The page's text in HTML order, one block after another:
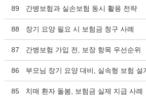
89 간병보험과 실손보험 동시 활용 전략
88 장기 요양 필요 시 보험금 청구 사례
87 간병보험 가입 전, 보장 항목 우선순위
86 부모님 장기 요양 대비, 실속형 보험 설
85 치매 환자 돌봄, 보험금 실제 지급 사례